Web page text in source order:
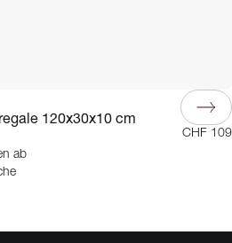
120x30x10 cm
ab
CHF 109